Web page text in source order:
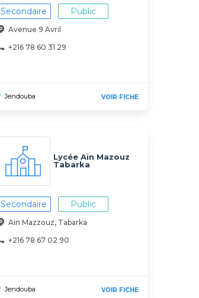
Secondaire Public
Avenue 9 Avril
+216 78 60 31 29
Jendouba VOIR FICHE
Lycée Ain Mazouz
Tabarka
Secondaire Public
Ain Mazzouz, Tabarka
+216 78 67 02 90
Jendouba VOIR FICHE